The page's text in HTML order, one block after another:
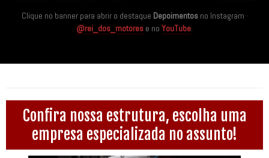
Clique no banner para abrir o destaque Depoimentosno Instagram ·
@rei_dos_motores e no YouTube.
Confira nossa estrutura, escolha uma
empresa especializada no assunto!